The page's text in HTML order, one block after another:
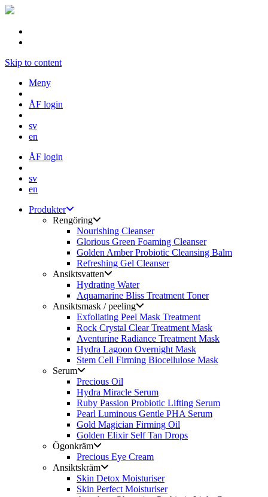
Skip to content
Meny
ÅF login
sv
en
ÅF login
sv
en
Produkter
Rengöring
Nourishing Cleanser
Glorious Green Foaming Cleanser
Golden Amber Probiotic Cleansing Balm
Refreshing Gel Cleanser
Ansiktsvatten
Hydrating Water
Aquamarine Bliss Treatment Toner
Ansiktsmask / peeling
Exfoliating Peel Mask Treatment
Rock Crystal Clear Treatment Mask
Aventurine Radiance Treatment Mask
Hydra Lagoon Overnight Mask
Stem Cell Firming Biocellulose Mask
Serum
Precious Oil
Hydra Miracle Serum
Ruby Passion Probiotic Lifting Serum
Pearl Luminous Gentle PHA Serum
Gold Magician Firming Oil
Golden Elixir Self Tan Drops
Ögonkräm
Precious Eye Cream
Ansiktskräm
Skin Detox Moisturiser
Skin Perfect Moisturiser